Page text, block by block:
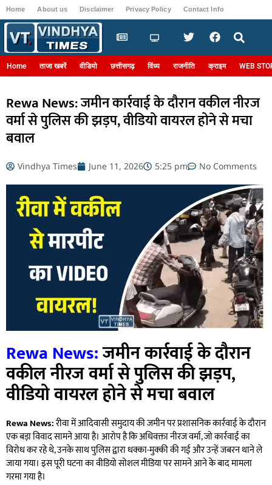
Home About us Disclaimer Privacy Policy Contact Info
Home ताजा खबरें वीडियो छत्तीसगढ़ विंध्य राजनीति क्राइम WEB
Rewa News: जमीन कार्रवाई के दौरान वकील नीरज
वर्मा से पुलिस की झड़प, वीडियो वायरल होने से मचा
बवाल
Vindhya Times June 11, 2026 5:25 pm No Comments
Rewa News:जमीन कार्रवाई के दौरान
वकील नीरज वर्मा से पुलिस की झड़प,
वीडियो वायरल होने से मचा बवाल
Rewa News:रीवा में आदिवासी समुदाय की जमीन पर प्रशासनिक कार्रवाई के दौरान
एक बड़ा विवाद सामने आया है। आरोप है कि अधिवक्ता नीरज वर्मा, जो कार्रवाई का
विरोध कर रहे थे, उनके साथ पुलिस द्वारा धक्का-मुक्की की गई और उन्हें जबरन थाने ले
जाया गया। इस पूरी घटना का वीडियो सोशल मीडिया पर सामने आने के बाद मामला
गरमा गया है।